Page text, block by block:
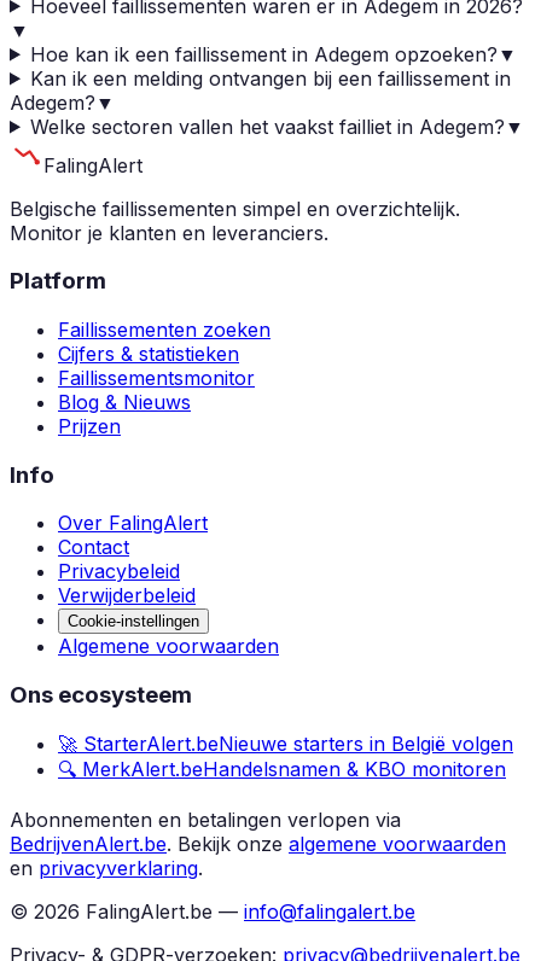
Hoeveel faillissementen waren er in Adegem in 2026?
▼
Hoe kan ik een faillissement in Adegem opzoeken? ▼
Kan ik een melding ontvangen bij een faillissement in
Adegem? ▼
Welke sectoren vallen het vaakst failliet in Adegem? ▼
FalingAlert
Belgische faillissementen simpel en overzichtelijk.
Monitor je klanten en leveranciers.
Platform
Faillissementen zoeken
Cijfers & statistieken
Faillissementsmonitor
Blog & Nieuws
Prijzen
Info
Over FalingAlert
Contact
Privacybeleid
Verwijderbeleid
Cookie-instellingen
Algemene voorwaarden
Ons ecosysteem
🚀 StarterAlert.beNieuwe starters in België volgen
🔍 MerkAlert.beHandelsnamen & KBO monitoren
Abonnementen en betalingen verlopen via
BedrijvenAlert.be. Bekijk onze algemene voorwaarden
en privacyverklaring.
© 2026 FalingAlert.be — info@falingalert.be
Privacy- & GDPR-verzoeken: privacy@bedrijvenalert.be